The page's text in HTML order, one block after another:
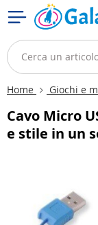
Home Giochi e
Cavo Micro
e stile in un